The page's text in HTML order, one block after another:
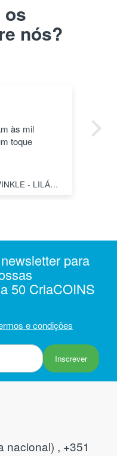
os
nós?
às mil
toque
PLA HD 1Kg MORADO WINKLE - LILÁS – WINKLE
para
50 CriaCOINS
e condições
Inscrever
nacional) , +351